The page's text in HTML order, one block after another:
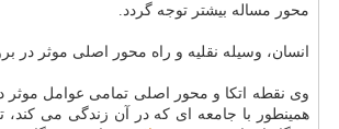
محور مساله بیشتر توجه گردد.
انسان، وسیله نقلیه و راه محور اصلی موثر در
وی نقطه اتكا و محور اصلی تمامی عوامل موثر
همینطور با جامعه ای كه در آن زندگی می